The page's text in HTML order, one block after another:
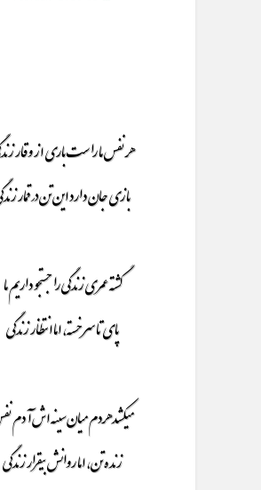
هر نفس ما راست باری از وقار
بازی جان دارد این تن در قمار
گشته عمری زندگی را جستجو داریم ما
پای تا سر خسته، اما انتظار زندگی
میکشد هردم میان سینه اش
زنده تن، اما روانش بیقرار زندگی